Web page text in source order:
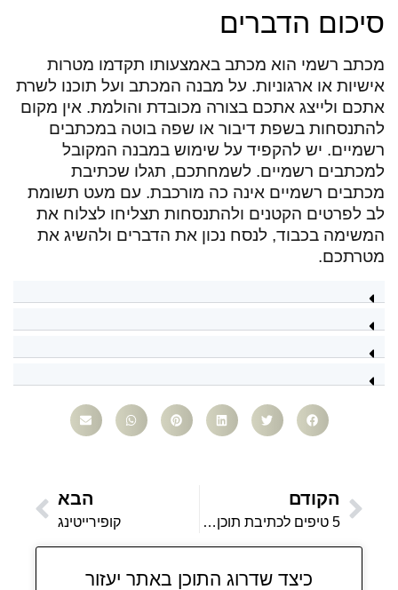
סיכום הדברים
מכתב רשמי הוא מכתב באמצעותו תקדמו מטרות
אישיות או ארגוניות. על מבנה המכתב ועל תוכנו לשרת
אתכם ולייצג אתכם בצורה מכובדת והולמת. אין מקום
להתנסחות בשפת דיבור או שפה בוטה במכתבים
רשמיים. יש להקפיד על שימוש במבנה המקובל
למכתבים רשמיים. לשמחתכם, תגלו שכתיבת
מכתבים רשמיים אינה כה מורכבת. עם מעט תשומת
לב לפרטים הקטנים ולהתנסחות תצליחו לצלוח את
המשימה בכבוד, לנסח נכון את הדברים ולהשיג את
מטרתכם.
הקודם
5 טיפים לכתיבת תוכן של מלך
הבא
קופירייטינג
כיצד שדרוג התוכן באתר יעזור